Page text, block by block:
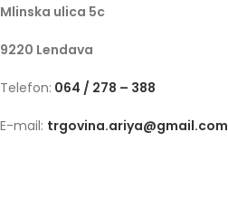
Mlinska ulica 5c
9220 Lendava
Telefon: 064 / 278 – 388
E-mail: trgovina.ariya@gmail.com